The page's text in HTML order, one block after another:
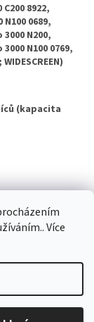
Více
8922,
0689,
N200,
N100 0769,
(kapacita